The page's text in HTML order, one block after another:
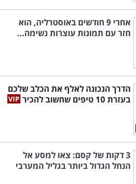
אחרי 9 חודשים באוסטרליה, הוא
חזר עם תמונות עוצרות נשימה...
הדרך הנכונה לאלף את הכלב שלכם
בעזרת 10 טיפים שחשוב להכיר
3 דקות של קסם: צאו למסע אל
הנחל הגדול ביותר בגליל המערבי